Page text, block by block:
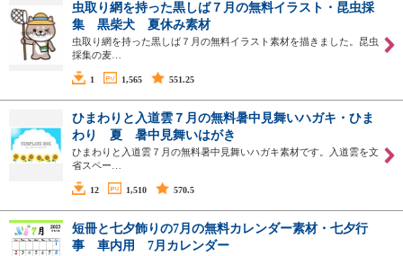
虫取り網を持った黒しば７月の無料イラスト・昆虫採
集 黒柴犬 夏休み素材
虫取り網を持った黒しば７月の無料イラスト素材を描きました。昆虫
採集の麦…
1 1,565 551.25
ひまわりと入道雲７月の無料暑中見舞いハガキ・ひま
わり 夏 暑中見舞いはがき
ひまわりと入道雲７月の無料暑中見舞いハガキ素材です。入道雲を文
省スペー…
12 1,510 570.5
短冊と七夕飾りの7月の無料カレンダー素材・七夕行
事 車内用 7月カレンダー